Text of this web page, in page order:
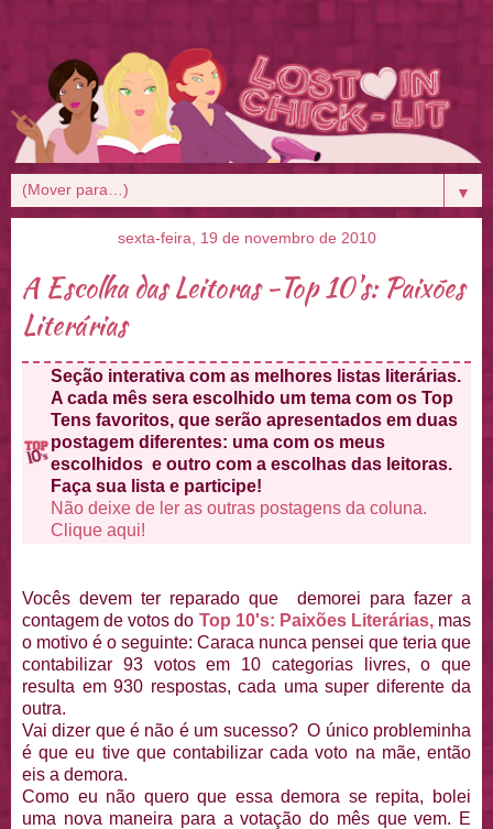
▼
sexta-feira, 19 de novembro de 2010
A Escolha das Leitoras -Top 10's: Paixões
Literárias
Seção interativa com as melhores listas literárias.
A cada mês sera escolhido um tema com os Top
Tens favoritos, que serão apresentados em duas
postagem diferentes: uma com os meus
escolhidos e outro com a escolhas das leitoras.
Faça sua lista e participe!
Não deixe de ler as outras postagens da coluna.
Clique aqui!
Vocês devem ter reparado que demorei para fazer a
contagem de votos do Top 10's: Paixões Literárias, mas
o motivo é o seguinte: Caraca nunca pensei que teria que
contabilizar 93 votos em 10 categorias livres, o que
resulta em 930 respostas, cada uma super diferente da
outra.
Vai dizer que é não é um sucesso? O único probleminha
é que eu tive que contabilizar cada voto na mãe, então
eis a demora.
Como eu não quero que essa demora se repita, bolei
uma nova maneira para a votação do mês que vem. E